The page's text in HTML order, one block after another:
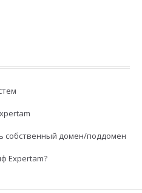
собственный домен/поддомен
Expertam?